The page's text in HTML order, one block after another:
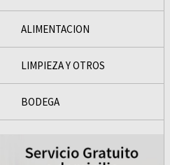
ALIMENTACION
LIMPIEZA Y OTROS
BODEGA